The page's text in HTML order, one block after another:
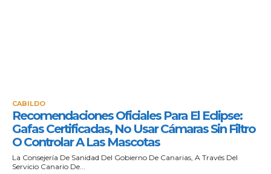
CABILDO
Recomendaciones Oficiales Para El Eclipse:
Gafas Certificadas, No Usar Cámaras Sin Filtro
O Controlar A Las Mascotas
La Consejería De Sanidad Del Gobierno De Canarias, A Través Del
Servicio Canario De...